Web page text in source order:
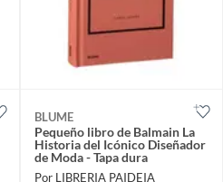
BLUME
Pequeño libro de Balmain La
Historia del Icónico Diseñador
de Moda - Tapa dura
Por LIBRERIA PAIDEIA